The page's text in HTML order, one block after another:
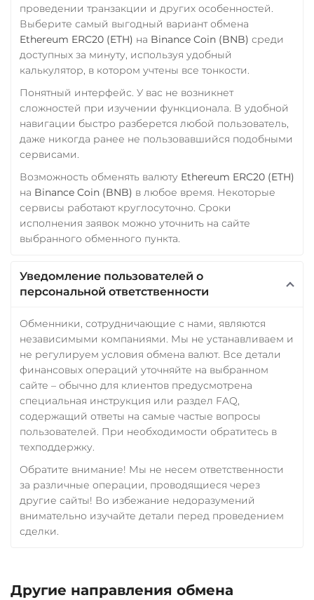
проведении транзакции и других особенностей.
Выберите самый выгодный вариант обмена
Ethereum ERC20 (ETH) на Binance Coin (BNB) среди
доступных за минуту, используя удобный
калькулятор, в котором учтены все тонкости.
Понятный интерфейс. У вас не возникнет
сложностей при изучении функционала. В удобной
навигации быстро разберется любой пользователь,
даже никогда ранее не пользовавшийся подобными
сервисами.
Возможность обменять валюту Ethereum ERC20 (ETH)
на Binance Coin (BNB) в любое время. Некоторые
сервисы работают круглосуточно. Сроки
исполнения заявок можно уточнить на сайте
выбранного обменного пункта.
Уведомление пользователей о
персональной ответственности
Обменники, сотрудничающие с нами, являются
независимыми компаниями. Мы не устанавливаем и
не регулируем условия обмена валют. Все детали
финансовых операций уточняйте на выбранном
сайте – обычно для клиентов предусмотрена
специальная инструкция или раздел FAQ,
содержащий ответы на самые частые вопросы
пользователей. При необходимости обратитесь в
техподдержку.
Обратите внимание! Мы не несем ответственности
за различные операции, проводящиеся через
другие сайты! Во избежание недоразумений
внимательно изучайте детали перед проведением
сделки.
Другие направления обмена